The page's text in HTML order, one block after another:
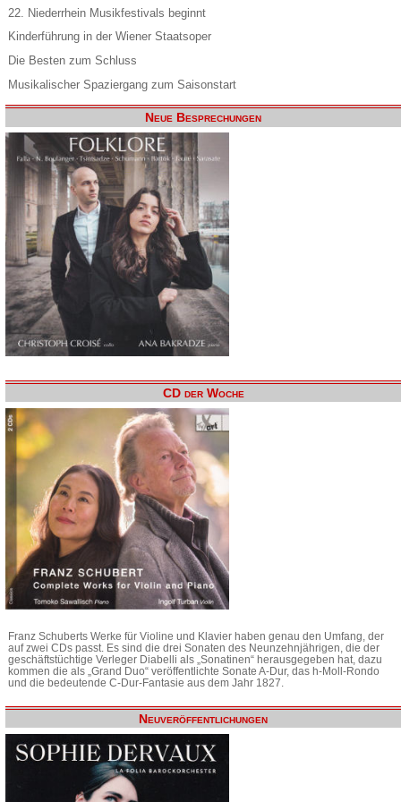
22. Niederrhein Musikfestivals beginnt
Kinderführung in der Wiener Staatsoper
Die Besten zum Schluss
Musikalischer Spaziergang zum Saisonstart
Neue Besprechungen
CD der Woche
Franz Schuberts Werke für Violine und Klavier haben genau den Umfang, der
auf zwei CDs passt. Es sind die drei Sonaten des Neunzehnjährigen, die der
geschäftstüchtige Verleger Diabelli als „Sonatinen“ herausgegeben hat, dazu
kommen die als „Grand Duo“ veröffentlichte Sonate A-Dur, das h-Moll-Rondo
und die bedeutende C-Dur-Fantasie aus dem Jahr 1827.
Neuveröffentlichungen